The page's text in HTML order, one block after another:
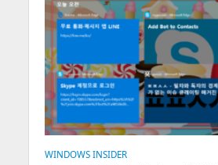
WINDOWS INSIDER